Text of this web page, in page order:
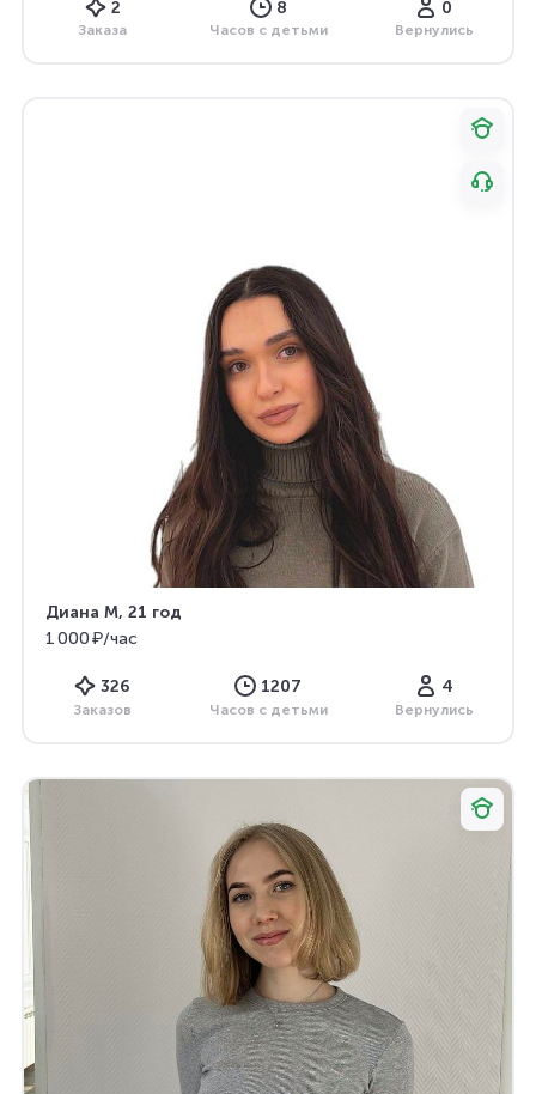
2
Заказа
8
Часов с детьми
0
Вернулись
Диана М, 21 год
1 000 ₽/час
326
Заказов
1207
Часов с детьми
4
Вернулись